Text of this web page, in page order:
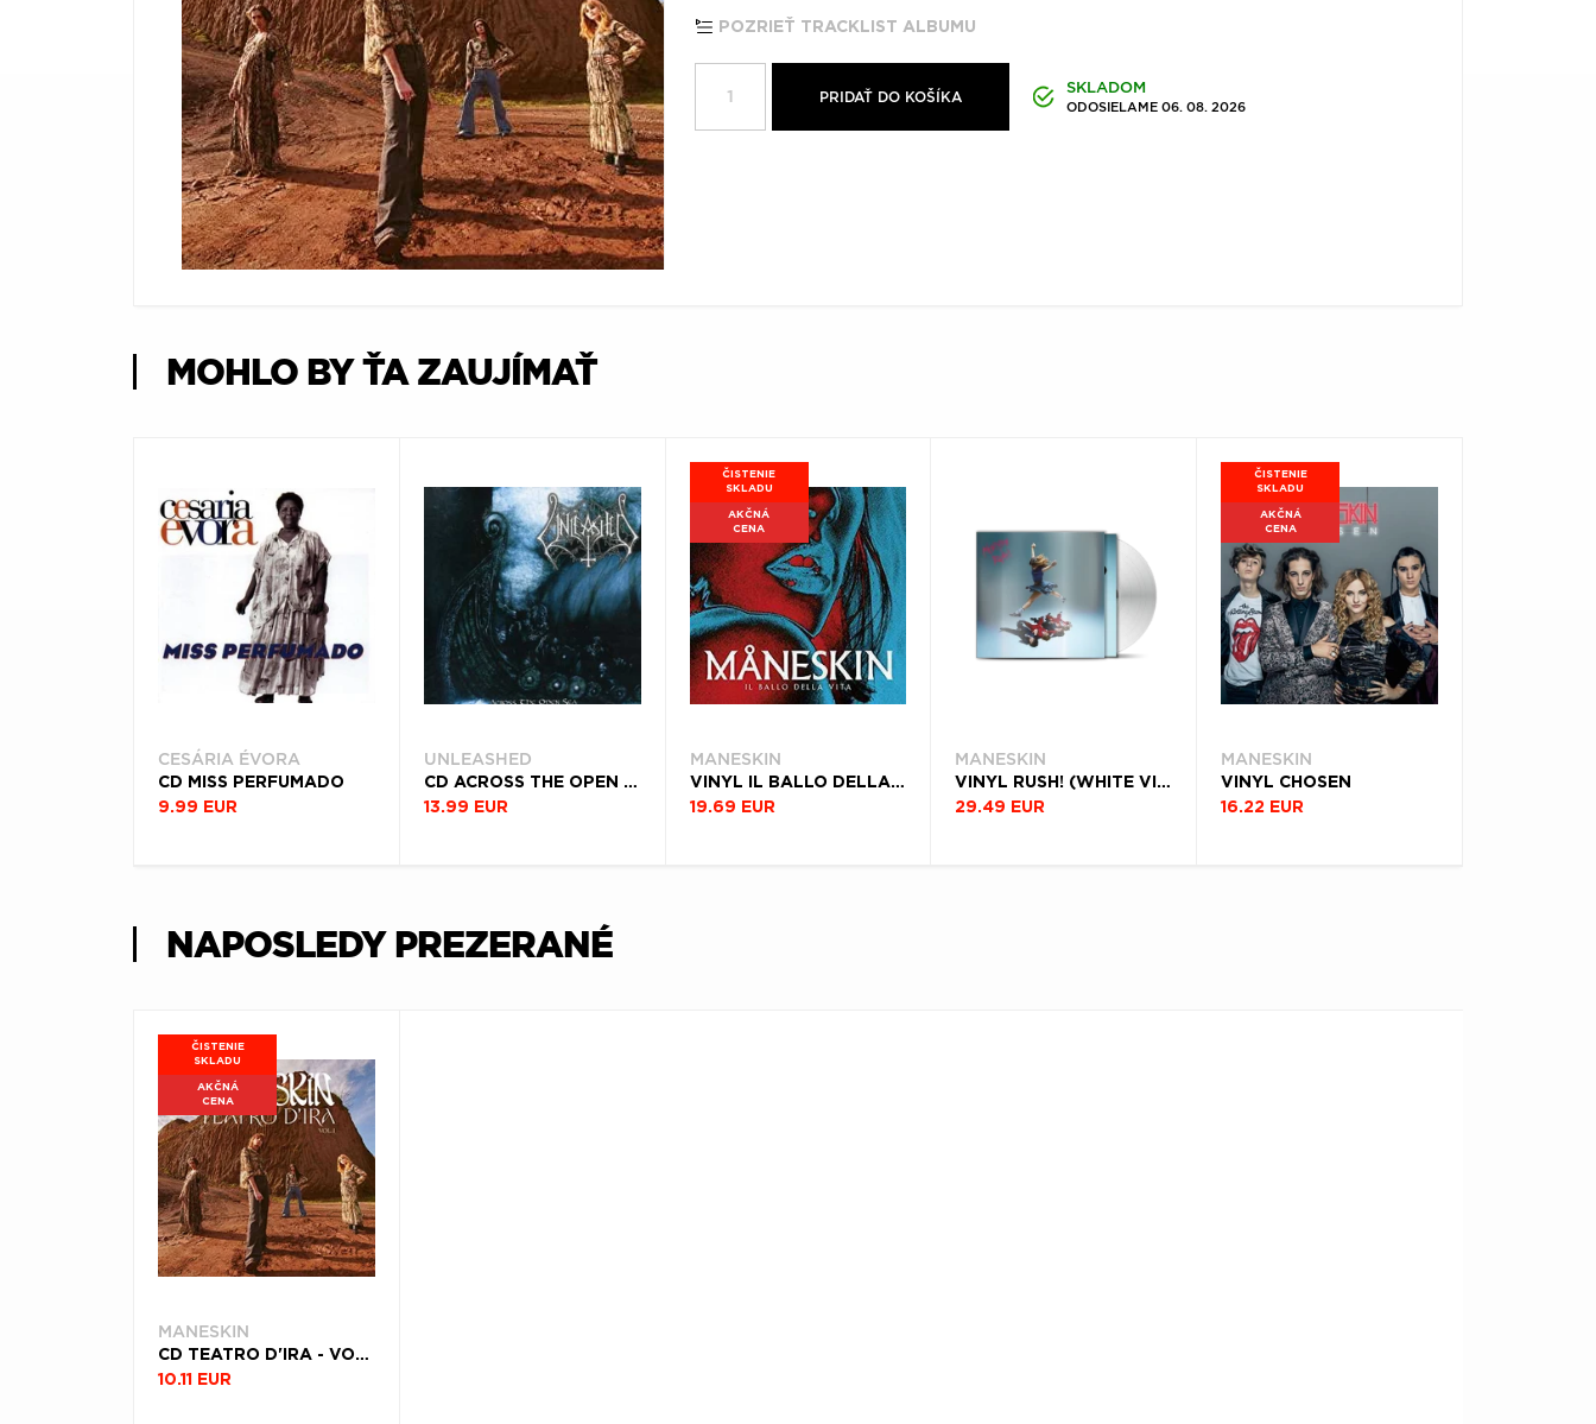
Æ POZRIEŤ TRACKLIST ALBUMU
PRIDAŤ DO KOŠÍKA
SKLADOM
ODOSIELAME 06. 08. 2026
MOHLO BY ŤA ZAUJÍMAŤ
CESÁRIA ÉVORA
CD MISS PERFUMADO
9.99 EUR
UNLEASHED
CD ACROSS THE OPEN SEA
13.99 EUR
ČISTENIE
SKLADU
AKČNÁ
CENA
MANESKIN
VINYL IL BALLO DELLA VITA
19.69 EUR
MANESKIN
VINYL RUSH! (WHITE VINYL - SILVER FOIL SLEEVE)
29.49 EUR
ČISTENIE
SKLADU
AKČNÁ
CENA
MANESKIN
VINYL CHOSEN
16.22 EUR
NAPOSLEDY PREZERANÉ
ČISTENIE
SKLADU
AKČNÁ
CENA
MANESKIN
CD TEATRO D'IRA - VOL. I
10.11 EUR